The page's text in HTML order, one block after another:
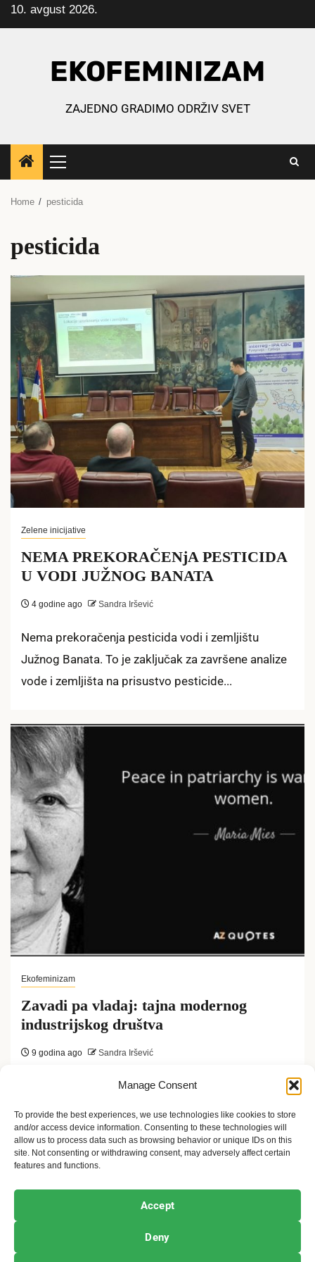
Manage Consent
To provide the best experiences, we use technologies like cookies to store
and/or access device information. Consenting to these technologies will
allow us to process data such as browsing behavior or unique IDs on this
site. Not consenting or withdrawing consent, may adversely affect certain
features and functions.
Accept
Deny
Skip
to
10. avgust 2026.
EKOFEMINIZAM
ZAJEDNO GRADIMO ODRŽIV SVET
Primary
Menu
Home pesticida
pesticida
Zelene inicijative
NEMA PREKORAČENjA PESTICIDA
U VODI JUŽNOG BANATA
4 godine ago Sandra Iršević
Nema prekoračenja pesticida vodi i zemljištu
Južnog Banata. To je zaključak za završene analize
vode i zemljišta na prisustvo pesticide...
Ekofeminizam
Zavadi pa vladaj: tajna modernog
industrijskog društva
9 godina ago Sandra Iršević
Ekofeminstkinja u Srbiji, Aleksandra Žikić izuzetno
je aktivna na društvenim mrežama, ali poznata je po
tome što prevodi radove Marije...
Ekologija i održivost